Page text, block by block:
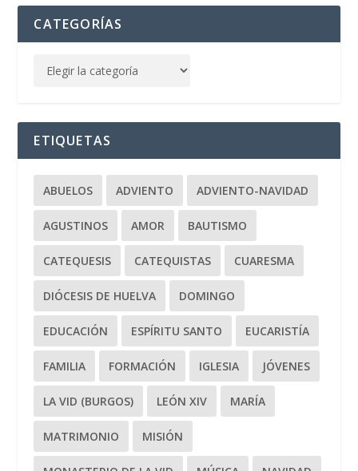
CATEGORÍAS
ETIQUETAS
ABUELOS ADVIENTO ADVIENTO-NAVIDAD
AGUSTINOS AMOR BAUTISMO
CATEQUESIS CATEQUISTAS CUARESMA
DIÓCESIS DE HUELVA DOMINGO
EDUCACIÓN ESPÍRITU SANTO EUCARISTÍA
FAMILIA FORMACIÓN IGLESIA JÓVENES
LA VID (BURGOS) LEÓN XIV MARÍA
MATRIMONIO MISIÓN